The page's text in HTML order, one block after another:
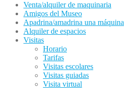
Venta/alquiler de maquinaria
Amigos del Museo
Apadrina/amadrina una máquina
Alquiler de espacios
Visitas
Horario
Tarifas
Visitas escolares
Visitas guiadas
Visita virtual